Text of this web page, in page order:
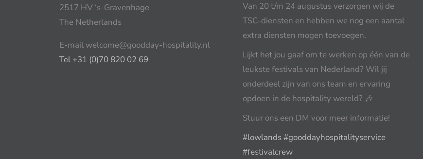
2517 HV ‘s-Gravenhage
The Netherlands
E-mail welcome@goodday-hospitality.nl
Tel +31 (0)70 820 02 69
Van 20 t/m 24 augustus verzorgen wij de
TSC-diensten en hebben we nog een aantal
extra diensten mogen toevoegen.
Lijkt het jou gaaf om te werken op één van de
leukste festivals van Nederland? Wil jij
onderdeel zijn van ons team en ervaring
opdoen in de hospitality wereld? 🎶
Stuur ons een DM voor meer informatie!
#lowlands#gooddayhospitalityservice
#festivalcrew